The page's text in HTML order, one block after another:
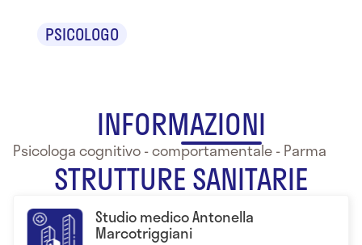
PSICOLOGO
INFORMAZIONI
Psicologa cognitivo - comportamentale - Parma
STRUTTURE SANITARIE
Studio medico Antonella
Marcotriggiani